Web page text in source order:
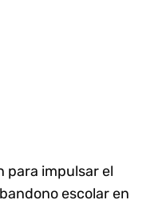
para impulsar el
escolar en